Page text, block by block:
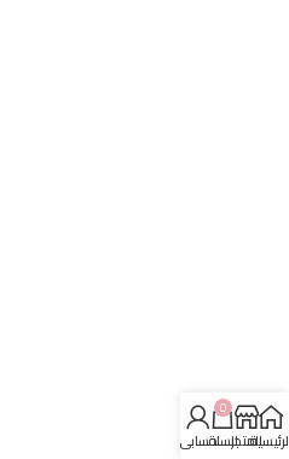
المتجر
0
السلةحسابي